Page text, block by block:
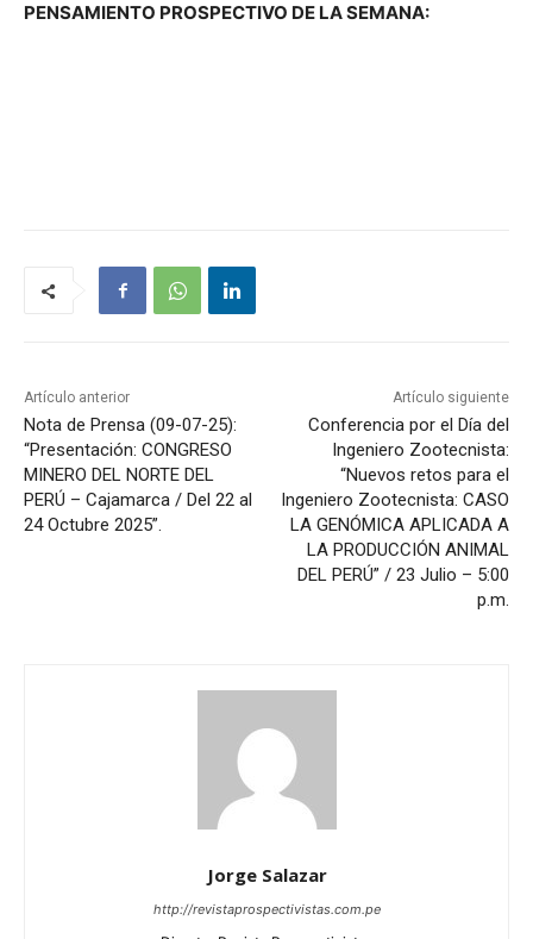
PENSAMIENTO PROSPECTIVO DE LA SEMANA:
Artículo anterior
Nota de Prensa (09-07-25):
“Presentación: CONGRESO
MINERO DEL NORTE DEL
PERÚ – Cajamarca / Del 22 al
24 Octubre 2025”.
Artículo siguiente
Conferencia por el Día del
Ingeniero Zootecnista:
“Nuevos retos para el
Ingeniero Zootecnista: CASO
LA GENÓMICA APLICADA A
LA PRODUCCIÓN ANIMAL
DEL PERÚ” / 23 Julio – 5:00
p.m.
Jorge Salazar
http://revistaprospectivistas.com.pe